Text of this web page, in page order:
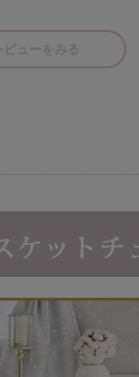
ビューをみる